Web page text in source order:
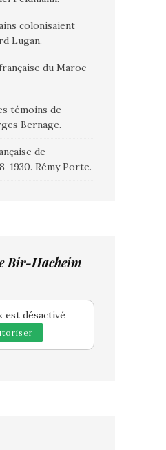
colonisaient
Lugan.
du Maroc
témoins de
Bernage.
de
1930. Rémy Porte.
Bir-Hacheim
est désactivé